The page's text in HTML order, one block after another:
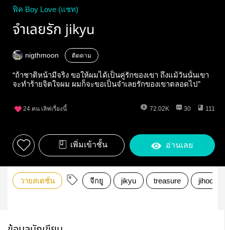
ฟิค Boy Love (แชท)
จำเลยรัก jikyu
nigthmoon ติดตาม
“ถ้าชาติหน้ามีจริง ขอให้ผมได้เป็นคู่รักของเขา ถึงแม้วันนั้นเขา
จะทำร้ายจิตใจผม ผมก็จะขอเป็นจำเลยรักของเขาตลอดไป”
24 คน เลิฟเรื่องนี้ 72.02K 30 111
เพิ่มเข้าชั้น อ่านเลย
วายสเตชั่น จีกยู jikyu treasure jihoon